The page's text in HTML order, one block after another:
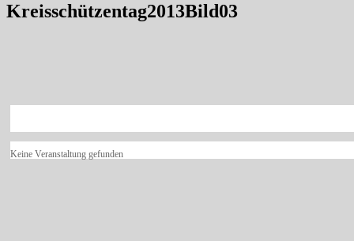
Kreisschützentag2013Bild03
Keine Veranstaltung gefunden